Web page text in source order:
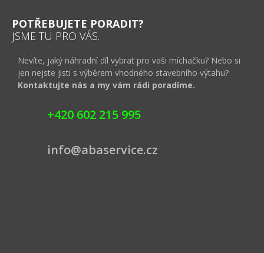
POTŘEBUJETE PORADIT?
JSME TU PRO VÁS.
Nevíte, jaký náhradní díl vybrat pro vaši míchačku? Nebo si
jen nejste jisti s výběrem vhodného stavebního výtahu?
Kontaktujte nás a my vám rádi poradíme.
+420 602 215 995
info@abaservice.cz